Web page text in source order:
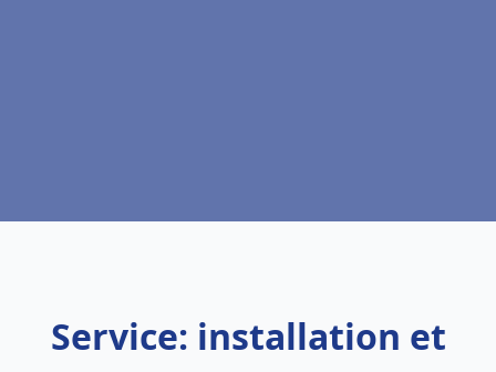
Service: installation et